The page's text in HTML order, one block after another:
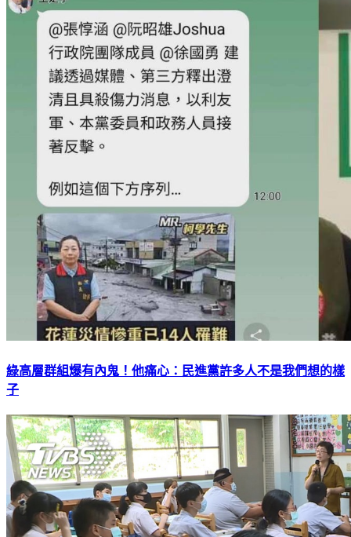
綠高層群組爆有內鬼！他痛心：民進黨許多人不是我們想的樣
子